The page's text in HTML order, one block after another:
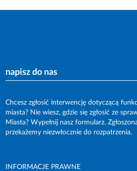
napisz do nas
Chcesz zgłosić interwencję dotyczącą
miasta? Nie wiesz, gdzie się zgłosić ze
Miasta? Wypełnij nasz formularz.
przekażemy niezwłocznie do rozpatrzenia.
INFORMACJE PRAWNE